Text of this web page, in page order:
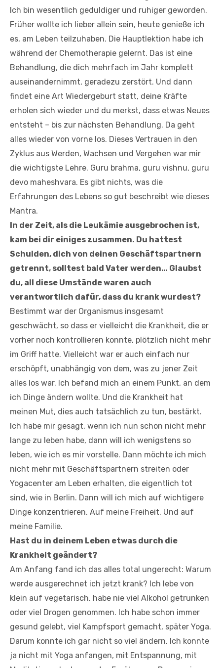
Ich bin wesentlich geduldiger und ruhiger geworden.
Früher wollte ich lieber allein sein, heute genieße ich
es, am Leben teilzuhaben. Die Hauptlektion habe ich
während der Chemotherapie gelernt. Das ist eine
Behandlung, die dich mehrfach im Jahr komplett
auseinandernimmt, geradezu zerstört. Und dann
findet eine Art Wiedergeburt statt, deine Kräfte
erholen sich wieder und du merkst, dass etwas Neues
entsteht – bis zur nächsten Behandlung. Da geht
alles wieder von vorne los. Dieses Vertrauen in den
Zyklus aus Werden, Wachsen und Vergehen war mir
die wichtigste Lehre. Guru brahma, guru vishnu, guru
devo maheshvara. Es gibt nichts, was die
Erfahrungen des Lebens so gut beschreibt wie dieses
Mantra.
In der Zeit, als die Leukämie ausgebrochen ist,
kam bei dir einiges zusammen. Du hattest
Schulden, dich von deinen Geschäftspartnern
getrennt, solltest bald Vater werden… Glaubst
du, all diese Umstände waren auch
verantwortlich dafür, dass du krank wurdest?
Bestimmt war der Organismus insgesamt
geschwächt, so dass er vielleicht die Krankheit, die er
vorher noch kontrollieren konnte, plötzlich nicht mehr
im Griff hatte. Vielleicht war er auch einfach nur
erschöpft, unabhängig von dem, was zu jener Zeit
alles los war. Ich befand mich an einem Punkt, an dem
ich Dinge ändern wollte. Und die Krankheit hat
meinen Mut, dies auch tatsächlich zu tun, bestärkt.
Ich habe mir gesagt, wenn ich nun schon nicht mehr
lange zu leben habe, dann will ich wenigstens so
leben, wie ich es mir vorstelle. Dann möchte ich mich
nicht mehr mit Geschäftspartnern streiten oder
Yogacenter am Leben erhalten, die eigentlich tot
sind, wie in Berlin. Dann will ich mich auf wichtigere
Dinge konzentrieren. Auf meine Freiheit. Und auf
meine Familie.
Hast du in deinem Leben etwas durch die
Krankheit geändert?
Am Anfang fand ich das alles total ungerecht: Warum
werde ausgerechnet ich jetzt krank? Ich lebe von
klein auf vegetarisch, habe nie viel Alkohol getrunken
oder viel Drogen genommen. Ich habe schon immer
gesund gelebt, viel Kampfsport gemacht, später Yoga.
Darum konnte ich gar nicht so viel ändern. Ich konnte
ja nicht mit Yoga anfangen, mit Entspannung, mit